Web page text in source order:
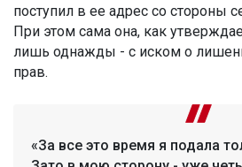
поступил в ее адрес со стороны
При этом сама она, как
лишь однажды - с иском о
прав.
«За все это время я подала